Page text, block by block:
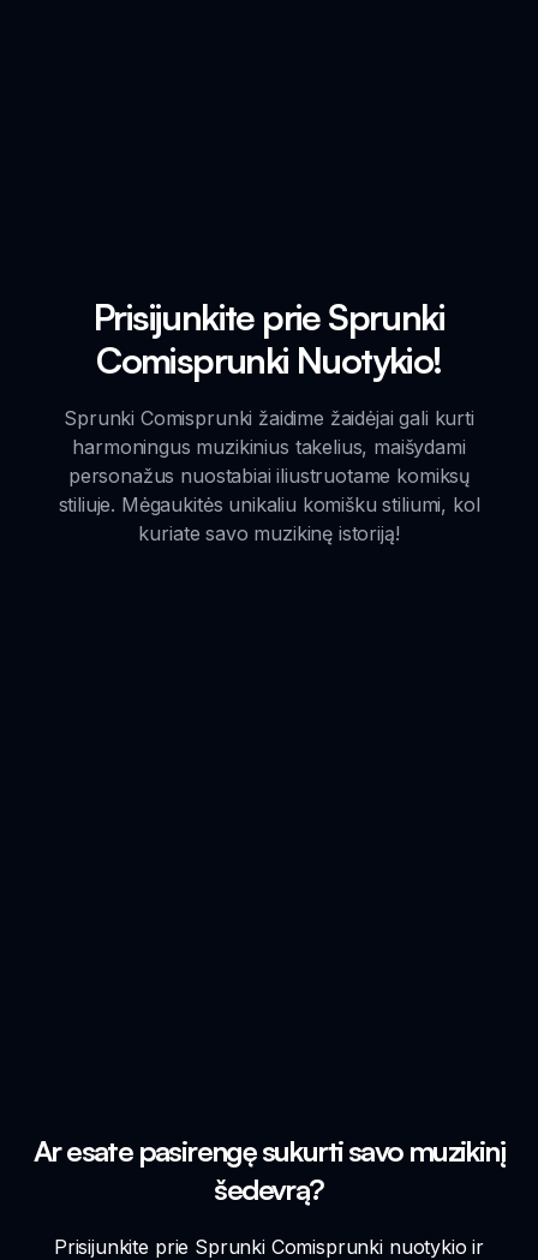
Prisijunkite prie Sprunki
Comisprunki Nuotykio!
Sprunki Comisprunki žaidime žaidėjai gali kurti
harmoningus muzikinius takelius, maišydami
personažus nuostabiai iliustruotame komiksų
stiliuje. Mėgaukitės unikaliu komišku stiliumi, kol
kuriate savo muzikinę istoriją!
Ar esate pasirengę sukurti savo muzikinį
šedevrą?
Prisijunkite prie Sprunki Comisprunki nuotykio ir